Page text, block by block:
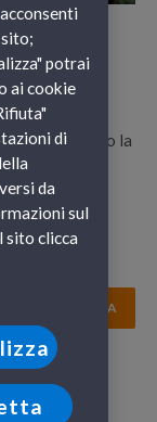
da
realizza sotto la
Lanterna,…
il largo da
potrai
ai cookie
di
da
sul
sito clicca